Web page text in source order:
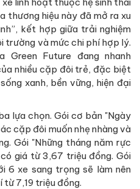
thương hiệu này đã mở ra xu
kết hợp giữa trải nghiệm
trường và mức chi phí hợp lý.
Green Future đang nhanh
nhiều cặp đôi trẻ, đặc biệt
xanh, bền vững, hiện đại
lựa chọn. Gói cơ bản "Ngày
cặp đôi muốn nhẹ nhàng và
Gói "Những tháng năm rực
giá từ 3,67 triệu đồng. Gói
6 xe sang trọng sẽ làm nên
từ 7,19 triệu đồng.